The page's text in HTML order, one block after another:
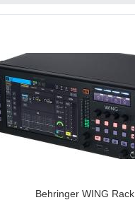
Behringer WING Rack